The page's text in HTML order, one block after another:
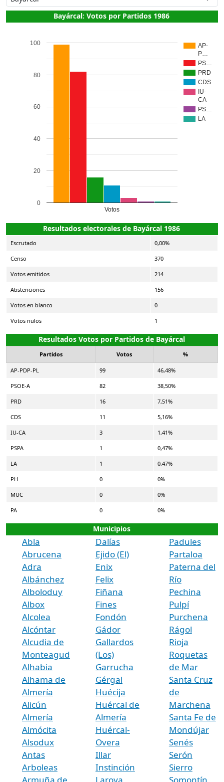
Bayárcal: Votos por Partidos 1986
AP-
P…
PS…
PRD
CDS
IU-
CA
PS…
LA
Votos
0
20
40
60
80
100
Resultados electorales de Bayárcal 1986
Escrutado 0,00%
Censo 370
Votos emitidos 214
Abstenciones 156
Votos en blanco 0
Votos nulos 1
Resultados Votos por Partidos de Bayárcal
Partidos Votos %
AP-PDP-PL 99 46,48%
PSOE-A 82 38,50%
PRD 16 7,51%
CDS 11 5,16%
IU-CA 3 1,41%
PSPA 1 0,47%
LA 1 0,47%
PH 0 0%
MUC 0 0%
PA 0 0%
Municipios
Abla
Abrucena
Adra
Albánchez
Alboloduy
Albox
Alcolea
Alcóntar
Alcudia de
Monteagud
Alhabia
Alhama de
Almería
Alicún
Almería
Almócita
Alsodux
Antas
Arboleas
Armuña de
Dalías
Ejido (El)
Enix
Felix
Fiñana
Fines
Fondón
Gádor
Gallardos
(Los)
Garrucha
Gérgal
Huécija
Huércal de
Almería
Huércal-
Overa
Illar
Instinción
Laroya
Padules
Partaloa
Paterna del
Río
Pechina
Pulpí
Purchena
Rágol
Rioja
Roquetas
de Mar
Santa Cruz
de
Marchena
Santa Fe de
Mondújar
Senés
Serón
Sierro
Somontín